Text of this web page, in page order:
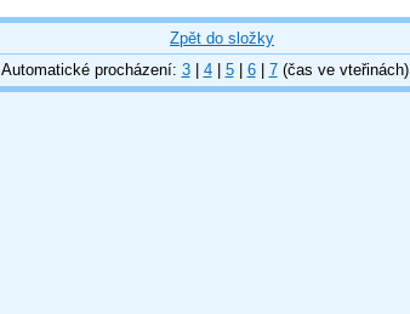
Zpět do složky
Automatické procházení: 3| 4| 5| 6| 7(čas ve vteřinách)